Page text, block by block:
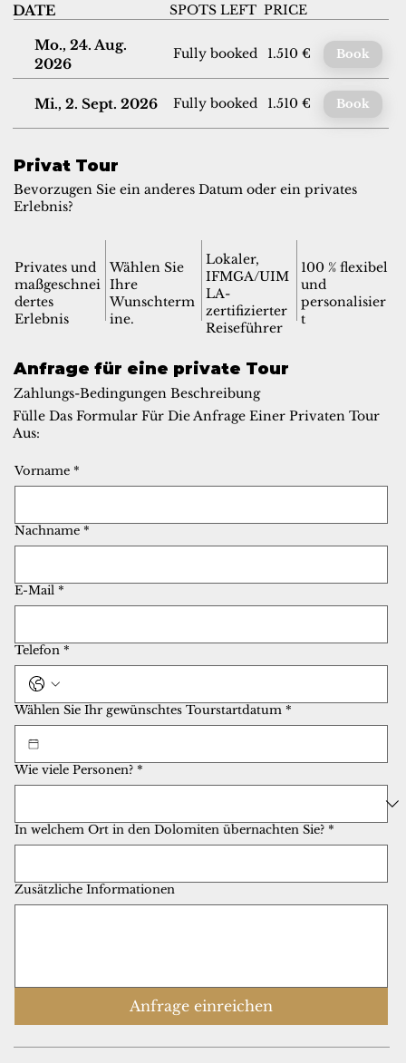
DATE SPOTS LEFT PRICE
Mo., 24. Aug.
2026
Fully booked 1.510 € Book
Mi., 2. Sept. 2026 Fully booked 1.510 € Book
Privat Tour
Bevorzugen Sie ein anderes Datum oder ein privates
Erlebnis?
Privates und
maßgeschnei
dertes
Erlebnis
Wählen Sie
Ihre
Wunschterm
ine.
Lokaler,
IFMGA/UIM
LA-
zertifizierter
Reiseführer
100 % flexibel
und
personalisier
t
Anfrage für eine private Tour
Zahlungs-Bedingungen Beschreibung
Fülle Das Formular Für Die Anfrage Einer Privaten Tour
Aus:
Vorname *
Nachname *
E-Mail *
Telefon *
Wählen Sie Ihr gewünschtes Tourstartdatum *
Wie viele Personen? *
In welchem Ort in den Dolomiten übernachten Sie? *
Zusätzliche Informationen
Anfrage einreichen